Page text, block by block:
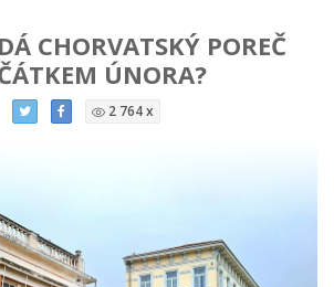
CHORVATSKÝ POREČ
ÚNORA?
2 764 x